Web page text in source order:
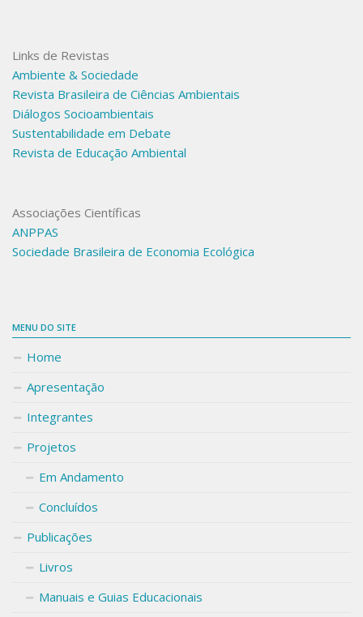
Links de Revistas
Ambiente & Sociedade
Revista Brasileira de Ciências Ambientais
Diálogos Socioambientais
Sustentabilidade em Debate
Revista de Educação Ambiental
Associações Científicas
ANPPAS
Sociedade Brasileira de Economia Ecológica
MENU DO SITE
Home
Apresentação
Integrantes
Projetos
Em Andamento
Concluídos
Publicações
Livros
Manuais e Guias Educacionais